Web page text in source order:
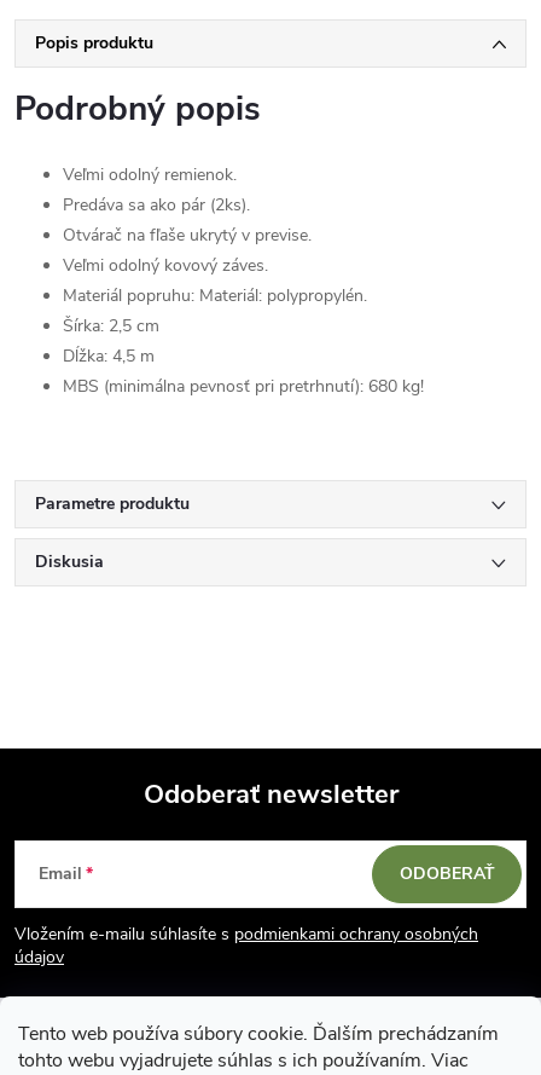
Tento web používa súbory cookie. Ďalším prechádzaním
tohto webu vyjadrujete súhlas s ich používaním. Viac
Popis produktu
Podrobný popis
Veľmi odolný remienok.
Predáva sa ako pár (2ks).
Otvárač na fľaše ukrytý v previse.
Veľmi odolný kovový záves.
Materiál popruhu: Materiál: polypropylén.
Šírka: 2,5 cm
Dĺžka: 4,5 m
MBS (minimálna pevnosť pri pretrhnutí): 680 kg!
Parametre produktu
Diskusia
Z
á
p
ä
Odoberať newsletter
Email
Vložením e-mailu súhlasíte s podmienkami ochrany osobných
údajov
ODOBERAŤ